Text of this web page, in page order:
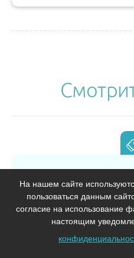
В модуле собрана
оформлении договоров,
кассовых операциях при
помощи.
На нашем сайте
пользоваться данным
согласие на использование
настоящим